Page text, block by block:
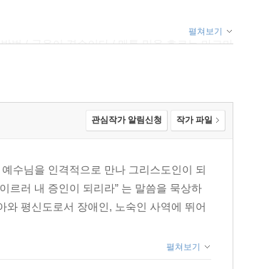
법 / 굴욕이 겸손이다 / 맨틀 밑을 흐르는 마그마
심리학(1,2) / 연약함이 겸손이다 / 영성이란
, 그 가공할 파괴력 / 차라리 유치하게 삽시다 /
의 단주 / 굶어죽지는 않는다. 그러나 술 마시다
육회의의 전말 / 라파의 영성 / 명절 풍경 / 닭살
펼쳐보기
관심작가 알림신청 작가 파일
수님을 인격적으로 만나 그리스도인이 되
르러 내 증인이 되리라” 는 말씀을 묵상하
평신도로서 장애인, 노숙인 사역에 뛰어
펼쳐보기